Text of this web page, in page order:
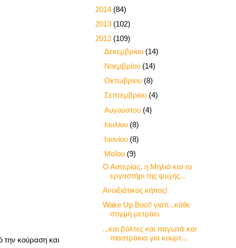
την κούραση και
2014 (84)
2013 (102)
2012 (109)
Δεκεμβρίου (14)
Νοεμβρίου (14)
Οκτωβρίου (8)
Σεπτεμβρίου (4)
Αυγούστου (4)
Ιουλίου (8)
Ιουνίου (8)
Μαΐου (9)
Ο Αστερίας, η Μηλιά και το
εργαστήρι της ψυχής...
Ανοιξιάτικος κήπος!
Wake Up Boo!! γιατί...κάθε
στιγμή μετράει.
...και βόλτες και παγωτά και
πιαστράκια για κουρτ...